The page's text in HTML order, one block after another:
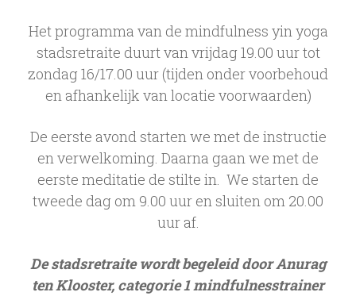
Het programma van de mindfulness yin yoga
stadsretraite duurt van vrijdag 19.00 uur tot
zondag 16/17.00 uur (tijden onder voorbehoud
en afhankelijk van locatie voorwaarden)
De eerste avond starten we met de instructie
en verwelkoming. Daarna gaan we met de
eerste meditatie de stilte in. We starten de
tweede dag om 9.00 uur en sluiten om 20.00
uur af.
De stadsretraite wordt begeleid door Anurag
ten Klooster, categorie 1 mindfulnesstrainer